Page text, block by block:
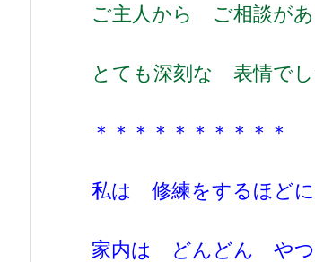
ご主人から ご相談があ
とても深刻な 表情でし
＊＊＊＊＊＊＊＊＊＊
私は 修練をするほど
家内は どんどん やつ